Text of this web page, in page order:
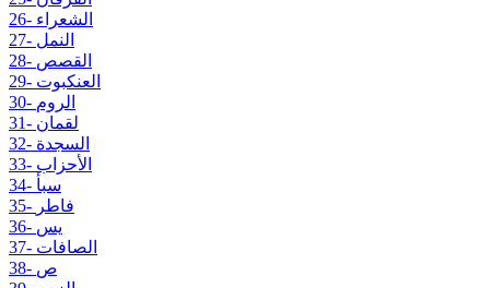
26- الشعراء
27- النمل
28- القصص
29- العنكبوت
30- الروم
31- لقمان
32- السجدة
33- الأحزاب
34- سبأ
35- فاطر
36- يس
37- الصافات
38- ص